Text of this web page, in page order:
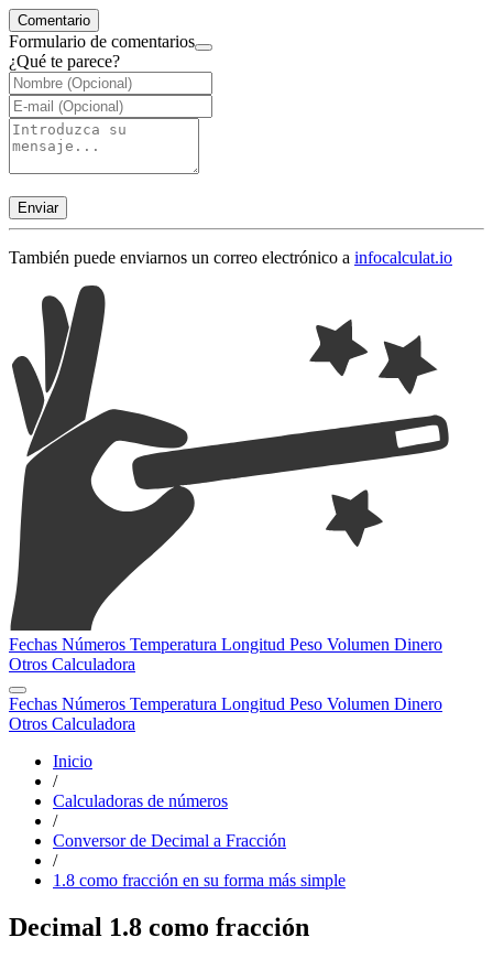
Comentario
Formulario de comentarios
¿Qué te parece?
Enviar
También puede enviarnos un correo electrónico a infocalculat.io
Fechas Números Temperatura Longitud Peso Volumen Dinero
Otros Calculadora
Fechas Números Temperatura Longitud Peso Volumen Dinero
Otros Calculadora
Inicio
/
Calculadoras de números
/
Conversor de Decimal a Fracción
/
1.8 como fracción en su forma más simple
Decimal 1.8 como fracción